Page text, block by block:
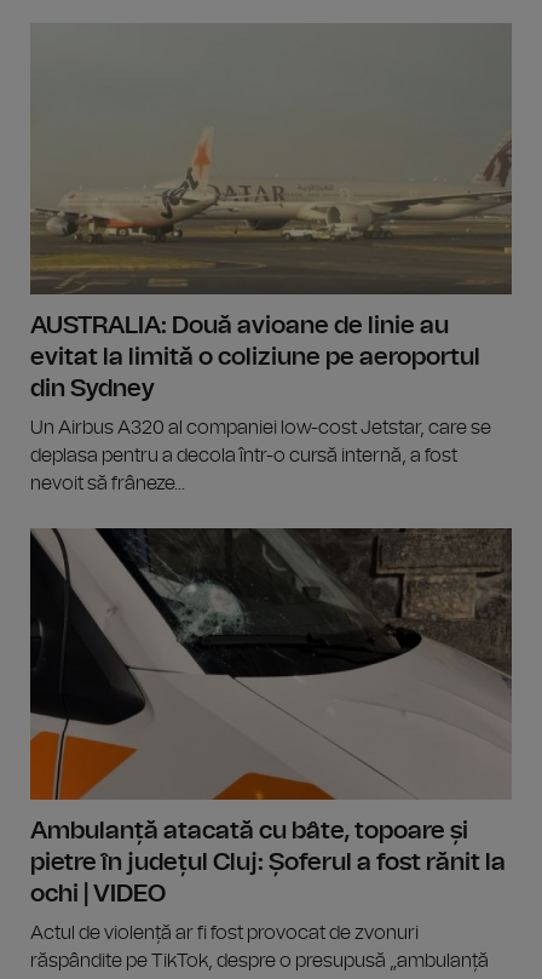
AUSTRALIA: Două avioane de linie au
evitat la limită o coliziune pe aeroportul
din Sydney
Un Airbus A320 al companiei low-cost Jetstar, care se
deplasa pentru a decola într-o cursă internă, a fost
nevoit să frâneze...
Ambulanță atacată cu bâte, topoare și
pietre în județul Cluj: Șoferul a fost rănit la
ochi | VIDEO
Actul de violență ar fi fost provocat de zvonuri
răspândite pe TikTok, despre o presupusă „ambulanță